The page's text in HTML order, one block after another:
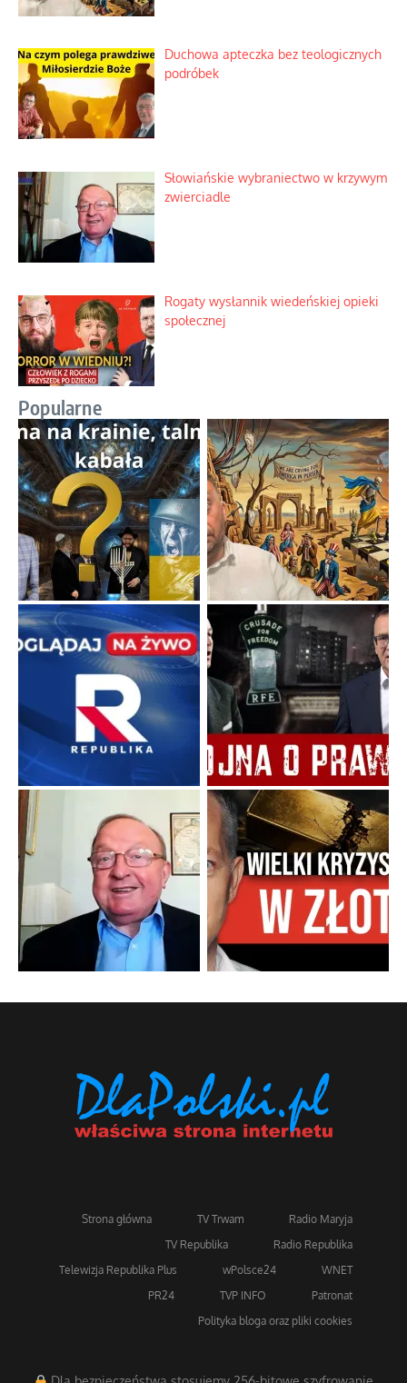
Duchowa apteczka bez teologicznych
podróbek
Słowiańskie wybraniectwo w krzywym
zwierciadle
Rogaty wysłannik wiedeńskiej opieki
społecznej
Popularne
Strona główna TV Trwam
Radio Maryja
TV Republika
Radio Republika
Telewizja Republika Plus
wPolsce24
WNET
PR24
TVP INFO
Patronat
Polityka bloga oraz pliki cookies